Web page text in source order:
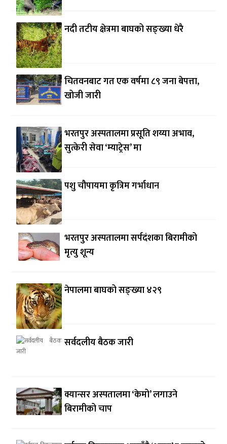
नदी तटीय क्षेत्रमा बाघको सङ्ख्या धेरै
चितवनबाट गत एक वर्षमा ८९ जना बेपत्ता,
खोजी जारी
भरतपुर अस्पतालमा प्रसूति शय्या अभाव,
सुत्केरी सेवा ‘म्याट्रेस’ मा
पशु चौपायमा कृत्रिम गर्भाधान
भरतपुर अस्पतालमा सर्पदंशका बिरामीको
मृत्यु शून्य
नेपालमा बाघको सङ्ख्या ४२९
सर्वदलीय बैठक जारी
क्यान्सर अस्पतालमा ‘केमो’ लगाउने
बिरामीको चाप